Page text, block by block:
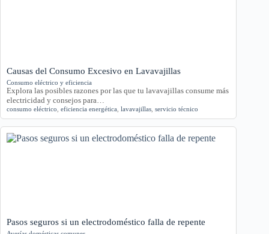
Causas del Consumo Excesivo en Lavavajillas
Consumo eléctrico y eficiencia
Explora las posibles razones por las que tu lavavajillas consume más
electricidad y consejos para…
consumo eléctrico eficiencia energética lavavajillas servicio técnico
Pasos seguros si un electrodoméstico falla de repente